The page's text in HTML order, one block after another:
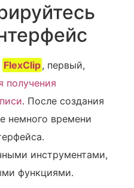
FlexClip, первый,
получения
. После создания
немного времени
инструментами,
функциями.